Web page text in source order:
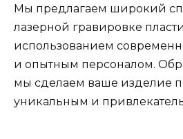
Мы предлагаем широкий
лазерной гравировке
использованием
и опытным персоналом.
мы сделаем ваше изделие
уникальным и